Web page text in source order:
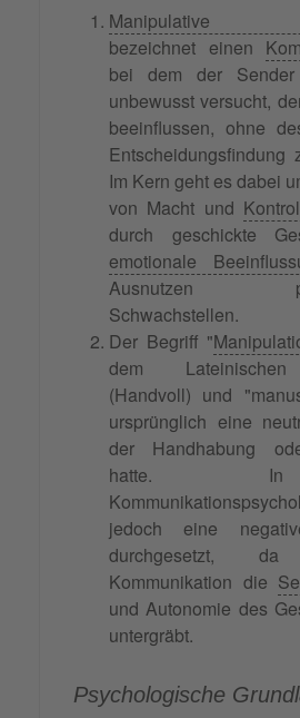
Manipulative
bezeichnet einen
bei dem der
unbewusst versucht,
beeinflussen, ohne
Entscheidungsfindung
Im Kern geht es dabei
von Macht und
durch geschickte
emotionale
Ausnutzen
Schwachstellen.
Der Begriff "
dem
(Handvoll) und
ursprünglich eine
der Handhabung
hatte.
jedoch eine
durchgesetzt, da
Kommunikation die
und Autonomie des
untergräbt.
Psychologische